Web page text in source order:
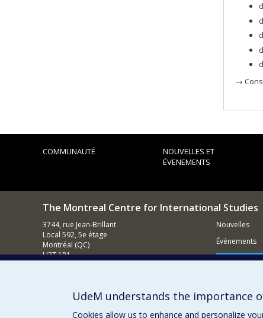
→
COMMUNAUTÉ
NOUVELLES ET
ÉVENEMENTS
The Montreal Centre for International Studies
3744, rue Jean-Brillant
Local 592, 5e étage
Montréal (QC)
H3T 1P1
Nouvelles
Événements
Comment
UdeM understands the importance
Cookies allow us to enhance and personalize